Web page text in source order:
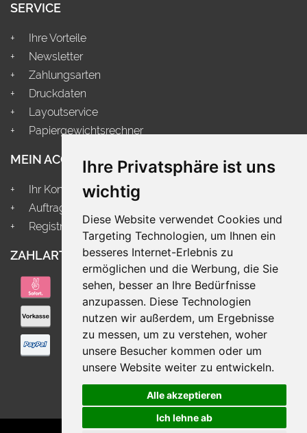
Ihre Privatsphäre ist uns
wichtig
Diese Website verwendet Cookies und
Targeting Technologien, um Ihnen ein
besseres Internet-Erlebnis zu
ermöglichen und die Werbung, die Sie
sehen, besser an Ihre Bedürfnisse
anzupassen. Diese Technologien
nutzen wir außerdem, um Ergebnisse
zu messen, um zu verstehen, woher
unsere Besucher kommen oder um
unsere Website weiter zu entwickeln.
Alle akzeptieren
Ich lehne ab
SERVICE
Ihre Vorteile
Newsletter
Zahlungsarten
Druckdaten
Layoutservice
Papiergewichtsrechner
MEIN ACCOUNT
Ihr Konto
Auftragsstatus
Registrieren
ZAHLARTEN VERSAND
IMPRESSUM|DATENSCHUTZ|AGB
Diese Website verwendet Cookies.
gestalten und fortlaufend verbessern zu
können, verwenden wir Cookies. Durch die
weitere Nutzung der Webseite stimmen Sie der
Verwendung von Cookies zu.